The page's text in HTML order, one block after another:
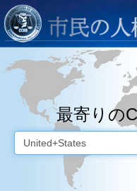
最寄りの